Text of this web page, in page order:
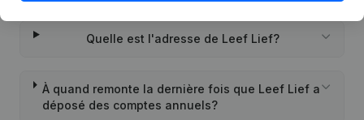
Quelle est l'adresse de Leef Lief?
À quand remonte la dernière fois que Leef Lief a
déposé des comptes annuels?